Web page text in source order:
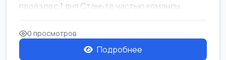
проезда с 1 дня Станьте частью команды ...
0 просмотров
Подробнее